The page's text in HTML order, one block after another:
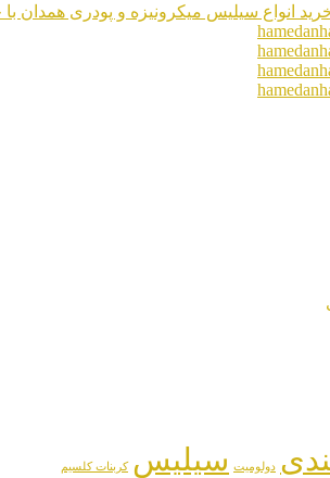
انواع سیلیس میکرونیزه و پودری همدان با
دولومیت سیلیس کربنات کلسیم